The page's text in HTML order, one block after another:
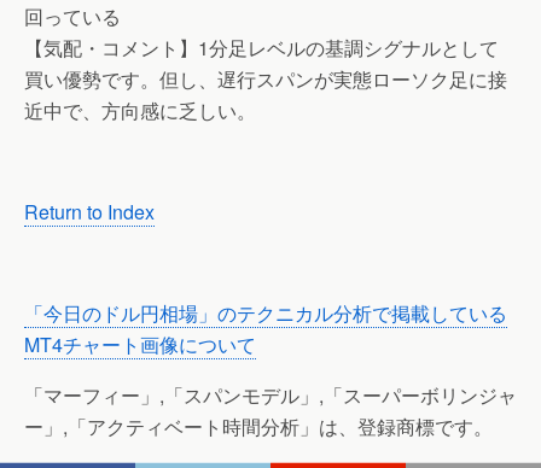
回っている
【気配・コメント】1分足レベルの基調シグナルとして
買い優勢です。但し、遅行スパンが実態ローソク足に接
近中で、方向感に乏しい。
Return to Index
「今日のドル円相場」のテクニカル分析で掲載している
MT4チャート画像について
「マーフィー」,「スパンモデル」,「スーパーボリンジャ
ー」,「アクティベート時間分析」は、登録商標です。